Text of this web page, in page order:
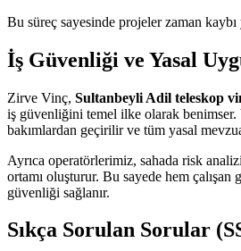
Bu süreç sayesinde projeler zaman kaybı
İş Güvenliği ve Yasal
Zirve Vinç, Sultanbeyli Adil teleskop
iş güvenliğini temel ilke olarak
bakımlardan geçirilir ve tüm yasal
Ayrıca operatörlerimiz, sahada risk
ortamı oluşturur. Bu sayede hem
güvenliği sağlanır.
Sıkça Sorulan Sorular